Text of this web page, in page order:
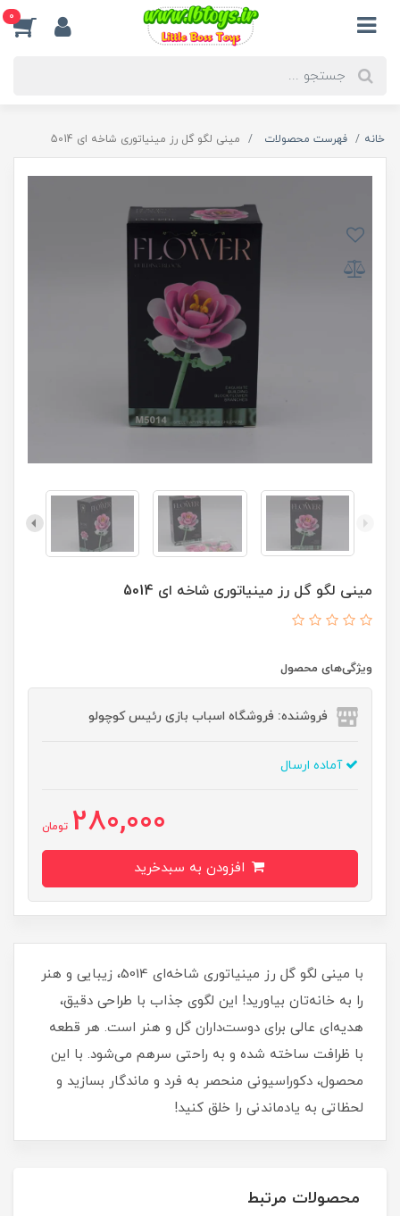
0
خانه فهرست محصولات مینی لگو گل رز مینیاتوری شاخه ای 5014
مینی لگو گل رز مینیاتوری شاخه ای 5014
ویژگی‌های محصول
فروشنده: فروشگاه اسباب بازی رئیس کوچولو
آماده ارسال
280,000 تومان
با مینی لگو گل رز مینیاتوری شاخه‌ای 5014، زیبایی و هنر
را به خانه‌تان بیاورید! این لگوی جذاب با طراحی دقیق،
هدیه‌ای عالی برای دوست‌داران گل و هنر است. هر قطعه
با ظرافت ساخته شده و به راحتی سرهم می‌شود. با این
محصول، دکوراسیونی منحصر به فرد و ماندگار بسازید و
لحظاتی به یادماندنی را خلق کنید!
محصولات مرتبط